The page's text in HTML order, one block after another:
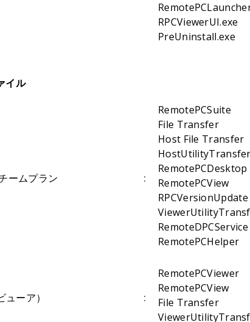
RPCViewerUI.exe
PreUninstall.exe
イル
ームプラン :
RemotePCSuite
File Transfer
Host File Transfer
HostUtilityTransfer
RemotePCDesktop
RemotePCView
RPCVersionUpdate
RemoteDPCService
RemotePCHelper
ーア） :
RemotePCViewer
RemotePCView
File Transfer